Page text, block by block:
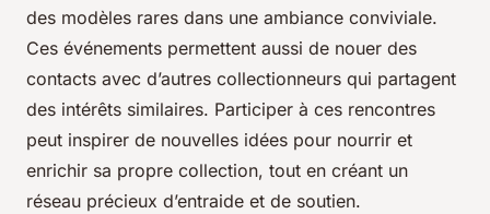
des modèles rares dans une ambiance conviviale.
Ces événements permettent aussi de nouer des
contacts avec d’autres collectionneurs qui partagent
des intérêts similaires. Participer à ces rencontres
peut inspirer de nouvelles idées pour nourrir et
enrichir sa propre collection, tout en créant un
réseau précieux d’entraide et de soutien.